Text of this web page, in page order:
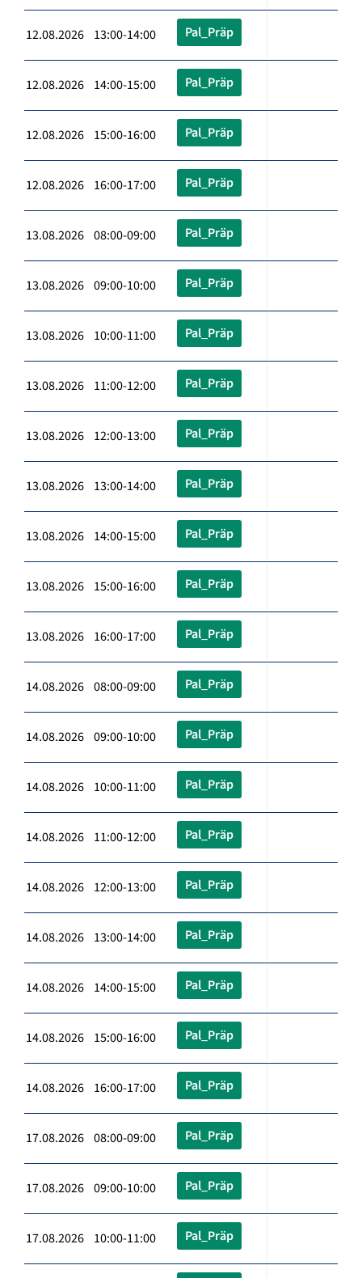
12.08.2026 13:00-14:00 Pal_Präp
12.08.2026 14:00-15:00 Pal_Präp
12.08.2026 15:00-16:00 Pal_Präp
12.08.2026 16:00-17:00 Pal_Präp
13.08.2026 08:00-09:00 Pal_Präp
13.08.2026 09:00-10:00 Pal_Präp
13.08.2026 10:00-11:00 Pal_Präp
13.08.2026 11:00-12:00 Pal_Präp
13.08.2026 12:00-13:00 Pal_Präp
13.08.2026 13:00-14:00 Pal_Präp
13.08.2026 14:00-15:00 Pal_Präp
13.08.2026 15:00-16:00 Pal_Präp
13.08.2026 16:00-17:00 Pal_Präp
14.08.2026 08:00-09:00 Pal_Präp
14.08.2026 09:00-10:00 Pal_Präp
14.08.2026 10:00-11:00 Pal_Präp
14.08.2026 11:00-12:00 Pal_Präp
14.08.2026 12:00-13:00 Pal_Präp
14.08.2026 13:00-14:00 Pal_Präp
14.08.2026 14:00-15:00 Pal_Präp
14.08.2026 15:00-16:00 Pal_Präp
14.08.2026 16:00-17:00 Pal_Präp
17.08.2026 08:00-09:00 Pal_Präp
17.08.2026 09:00-10:00 Pal_Präp
17.08.2026 10:00-11:00 Pal_Präp